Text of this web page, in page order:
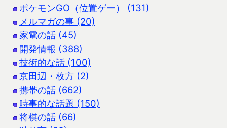
ポケモンGO（位置ゲー） (131)
メルマガの事 (20)
家電の話 (45)
開発情報 (388)
技術的な話 (100)
京田辺・枚方 (2)
携帯の話 (662)
時事的な話題 (150)
将棋の話 (66)